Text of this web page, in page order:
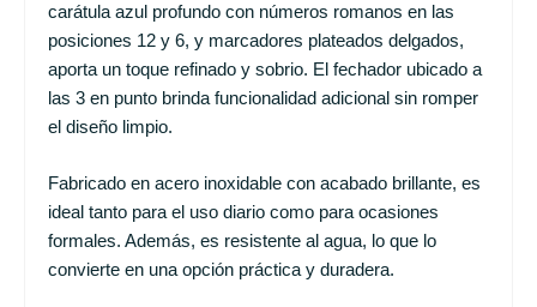
carátula azul profundo con números romanos en las
posiciones 12 y 6, y marcadores plateados delgados,
aporta un toque refinado y sobrio. El fechador ubicado a
las 3 en punto brinda funcionalidad adicional sin romper
el diseño limpio.
Fabricado en acero inoxidable con acabado brillante, es
ideal tanto para el uso diario como para ocasiones
formales. Además, es resistente al agua, lo que lo
convierte en una opción práctica y duradera.